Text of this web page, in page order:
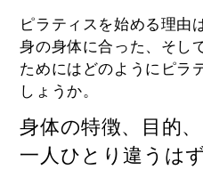
ピラティスを始める理由
身の身体に合った、そし
ためにはどのようにピラ
しょうか。
身体の特徴、目的
一人ひとり違うはず